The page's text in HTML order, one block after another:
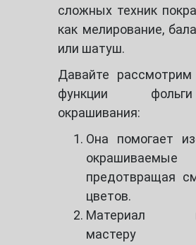
сложных техник
как мелирование,
или шатуш.
Давайте
функции
окрашивания:
Она помогает
предотвращая
цветов.
Материал
мастеру